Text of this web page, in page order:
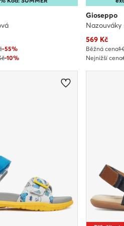
-55%
-10%
Gioseppo
Nazouváky
Aktuální
569Kč
Běžná cena1
Nejnižší cena